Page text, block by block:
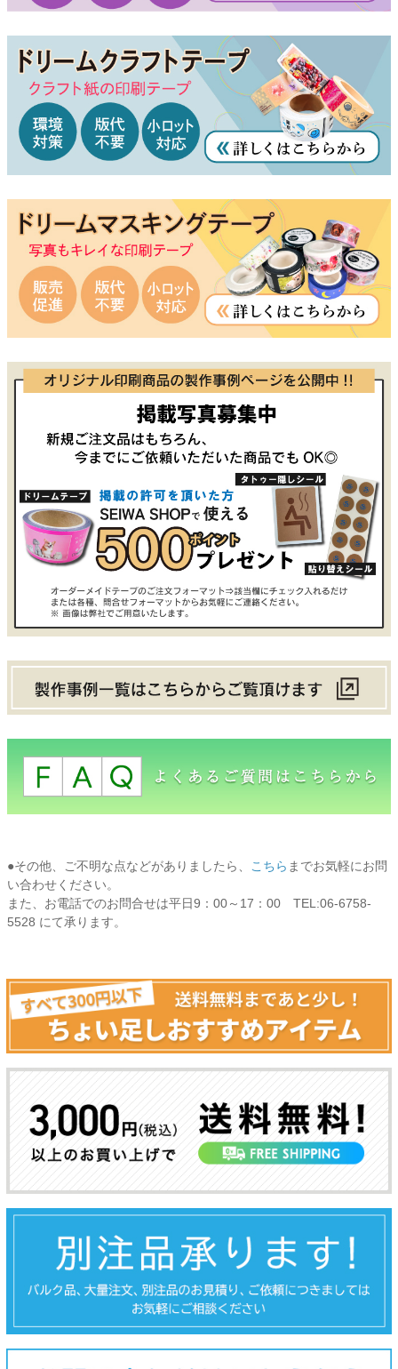
●その他、ご不明な点などがありましたら、 こちら までお気軽にお問
い合わせください。
また、お電話でのお問合せは平日9：00～17：00 TEL:06-6758-
5528 にて承ります。